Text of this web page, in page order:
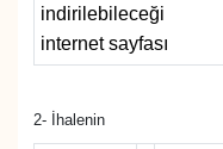
indirilebileceği
internet sayfası
2- İhalenin
Gündem
Haber